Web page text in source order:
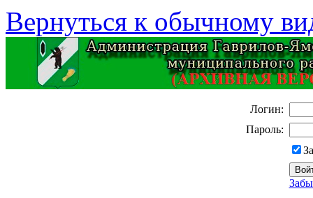
Вернуться к обычному
Логин:
Пароль: